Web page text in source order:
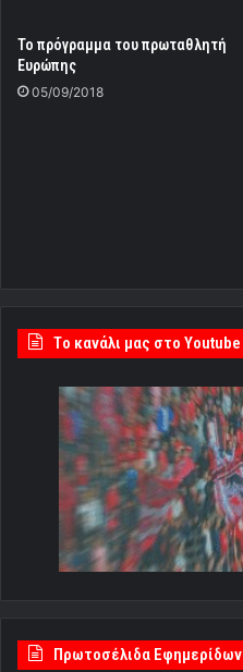
To πρόγραμμα του πρωταθλητή
Ευρώπης
05/09/2018
Tο κανάλι μας στο Youtube
Πρωτοσέλιδα Εφημερίδων